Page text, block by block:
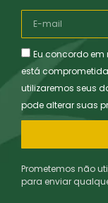
Eu concordo em
está
utilizaremos seus
pode alterar suas
Prometemos não
para enviar